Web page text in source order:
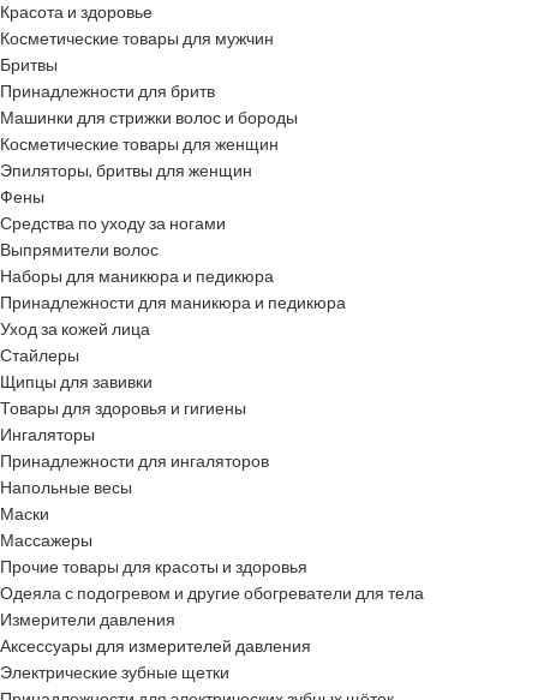
Красота и здоровье
Косметические товары для мужчин
Бритвы
Принадлежности для бритв
Машинки для стрижки волос и бороды
Косметические товары для женщин
Эпиляторы, бритвы для женщин
Фены
Средства по уходу за ногами
Выпрямители волос
Наборы для маникюра и педикюра
Принадлежности для маникюра и педикюра
Уход за кожей лица
Стайлеры
Щипцы для завивки
Товары для здоровья и гигиены
Ингаляторы
Принадлежности для ингаляторов
Напольные весы
Маски
Массажеры
Прочие товары для красоты и здоровья
Одеяла с подогревом и другие обогреватели для тела
Измерители давления
Аксессуары для измерителей давления
Электрические зубные щетки